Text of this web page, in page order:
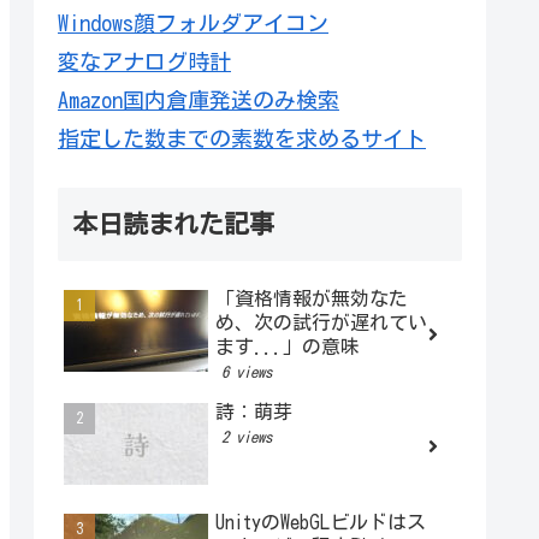
Windows顔フォルダアイコン
変なアナログ時計
Amazon国内倉庫発送のみ検索
指定した数までの素数を求めるサイト
本日読まれた記事
「資格情報が無効なた
め、次の試行が遅れてい
ます...」の意味
6 views
詩：萌芽
2 views
UnityのWebGLビルドはス